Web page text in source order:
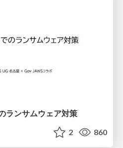
ランサムウェア対策
2 860